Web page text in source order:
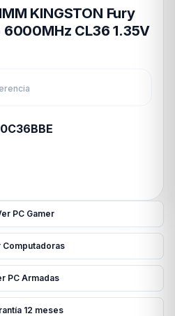
KINGSTON Fury
6000MHz CL36 1.35V
PC Gamer
Computadoras
PC Armadas
12 meses